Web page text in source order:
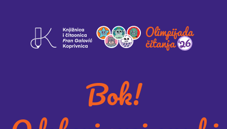
Bok!